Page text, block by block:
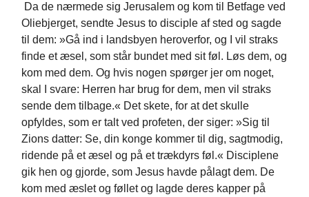
Da de nærmede sig Jerusalem og kom til Betfage ved
Oliebjerget, sendte Jesus to disciple af sted og sagde
til dem: »Gå ind i landsbyen heroverfor, og I vil straks
finde et æsel, som står bundet med sit føl. Løs dem, og
kom med dem. Og hvis nogen spørger jer om noget,
skal I svare: Herren har brug for dem, men vil straks
sende dem tilbage.« Det skete, for at det skulle
opfyldes, som er talt ved profeten, der siger: »Sig til
Zions datter: Se, din konge kommer til dig, sagtmodig,
ridende på et æsel og på et trækdyrs føl.« Disciplene
gik hen og gjorde, som Jesus havde pålagt dem. De
kom med æslet og føllet og lagde deres kapper på